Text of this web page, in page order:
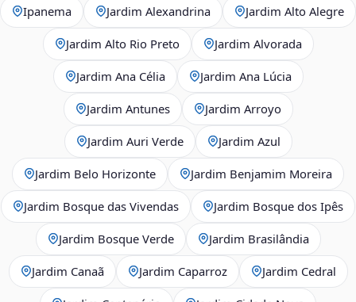
Ipanema Jardim Alexandrina Jardim Alto Alegre
Jardim Alto Rio Preto Jardim Alvorada
Jardim Ana Célia Jardim Ana Lúcia
Jardim Antunes Jardim Arroyo
Jardim Auri Verde Jardim Azul
Jardim Belo Horizonte Jardim Benjamim Moreira
Jardim Bosque das Vivendas Jardim Bosque dos Ipês
Jardim Bosque Verde Jardim Brasilândia
Jardim Canaã Jardim Caparroz Jardim Cedral